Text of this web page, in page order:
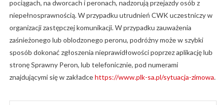
pociągach, na dworcach i peronach, nadzorują przejazdy osób z
niepełnosprawnością. W przypadku utrudnień CWK uczestniczy w
organizacji zastępczej komunikacji. W przypadku zauważenia
zaśnieżonego lub oblodzonego peronu, podróżny może w szybki
sposób dokonać zgłoszenia nieprawidłowości poprzez aplikację lub
stronę Sprawny Peron, lub telefonicznie, pod numerami
znajdującymi się w zakładcehttps://www.plk-sa.pl/sytuacja-zimowa.